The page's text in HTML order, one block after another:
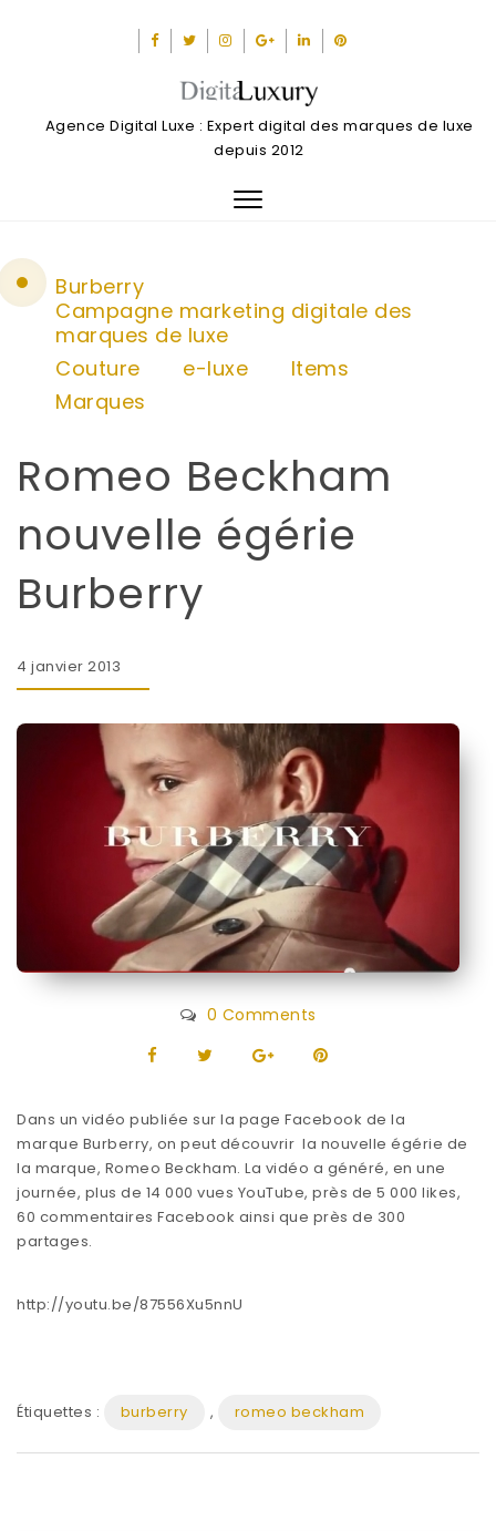
Agence Digital Luxe : Expert digital des marques de luxe
depuis 2012
Toggle
Burberry
Campagne marketing digitale des
marques de luxe
Couture
e-luxe
Items
Marques
Romeo Beckham
nouvelle égérie
Burberry
4 janvier 2013
0 Comments
Dans un vidéo publiée sur la page Facebook de la
marque Burberry, on peut découvrir la nouvelle égérie de
la marque, Romeo Beckham. La vidéo a généré, en une
journée, plus de 14 000 vues YouTube, près de 5 000 likes,
60 commentaires Facebook ainsi que près de 300
partages.
http://youtu.be/87556Xu5nnU
Étiquettes : burberry , romeo beckham